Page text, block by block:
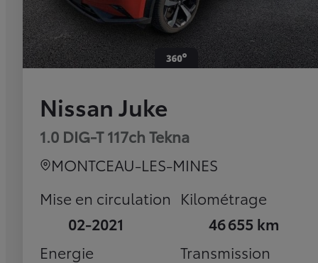
Nissan Juke
1.0 DIG-T 117ch Tekna
MONTCEAU-LES-MINES
Mise en circulation
02-2021
Kilométrage
46 655 km
Energie
Transmission